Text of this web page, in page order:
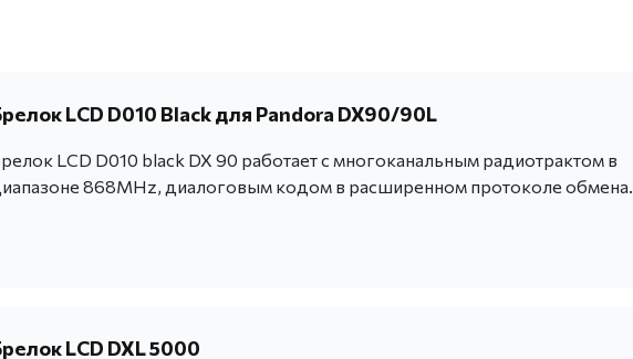
LCD D010 Black для Pandora DX90/90L
LCD D010 black DX 90 работает c многоканальным радиотрактом в
868MHz, диалоговым кодом в расширенном протоколе обмена.
LCD DXL 5000